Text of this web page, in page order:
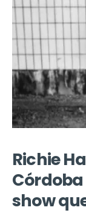
Richie
show